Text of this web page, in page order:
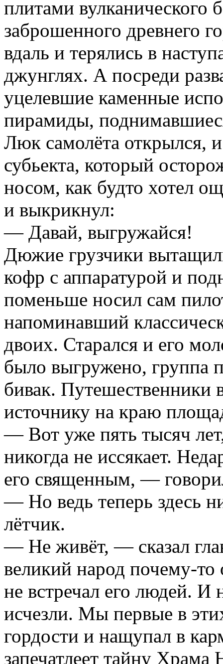
плитами вулканического
заброшенного древнего
вдаль и терялись в
джунглях. А посреди
уцелевшие каменные
пирамиды,
Люк самолёта открылся,
субьекта, который
носом, как будто хотел
и выкрикнул:
— Давай, выгружайся!
Дюжие грузчики
кофр с аппаратурой и
поменьше носил сам
напоминавший
двоих. Старался и его
было выгружено, группа
бивак. Путешественники
источнику на краю
— Вот уже пять тысяч
никогда не иссякает.
его священным, —
— Но ведь теперь здесь
лётчик.
— Не живёт, — сказал
великий народ почему-
не встречал его людей. И
исчезли. Мы первые в
гордости и нащупал в
запечатлеет тайну Храма